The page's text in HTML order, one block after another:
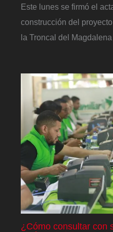
Este lunes se firmó el
construcción del
la Troncal del
¿Cómo consultar con